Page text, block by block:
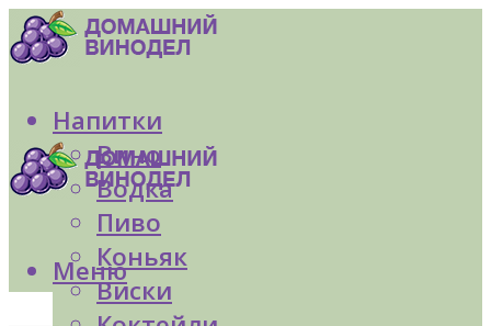
Напитки
Вино
Водка
Пиво
Коньяк
Виски
Меню